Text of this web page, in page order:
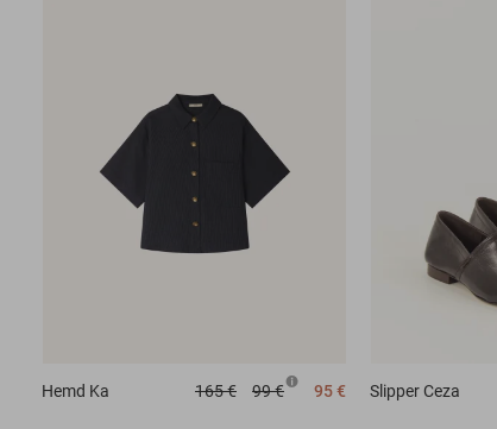
Hemd Ka 165 € 99 € 95 € SlipperCeza